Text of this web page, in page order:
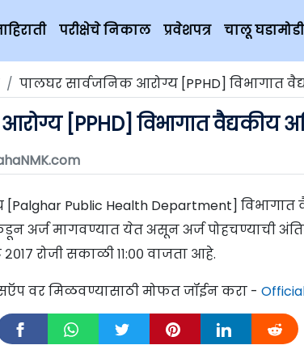
परीक्षेचे निकाल प्रवेशपत्र चालू घडामोडी
पालघर सार्वजनिक आरोग्य [PPHD] विभागात
[PPHD] विभागात वैद्यकीय
Public Health Department] विभागात
अर्ज मागवण्यात येत असून अर्ज पोहचण्याची
रोजी सकाळी ११:०० वाजता आहे.
वर मिळवण्यासाठी मोफत जॉईन करा -